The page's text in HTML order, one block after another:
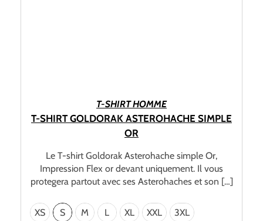
T-SHIRT HOMME
T-SHIRT GOLDORAK ASTEROHACHE SIMPLE
OR
Le T-shirt Goldorak Asterohache simple Or,
Impression Flex or devant uniquement. Il vous
protegera partout avec ses Asterohaches et son […]
XS S M L XL XXL 3XL